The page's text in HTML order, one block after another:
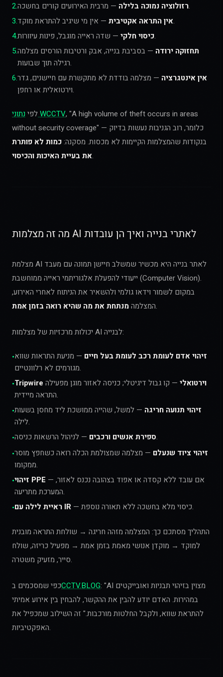
2. רזולוציה נמוכה בלילה— מרבית האירועים קורים בחשכה.
3. אין התראה אקטיבית— אין מי שיגיב להתראת מוקד.
4. כיסוי חלקי— שדה ראייה מוגבל, פינות עיוורות.
5. תחזוקה ירודה — בסביבת בנייה, אבק ורטיבות הורסים מצלמה
רגילה תוך שבועות.
6. אין אינטגרציה — מצלמה בודדת לא מתקשרת עם חיישנים, גדר
וירטואלית או רחפן.
לפינתוני WCCTV, "A high volume of theft occurs in areas
without security coverage" — כלומר, רוב הגניבות נעשות בדיוק
בנקודות שהמצלמות הקיימות לא מכסות. מסקנה:כמות לא פותרת
את בעיית האיכות והכיסוי.
מה זה מצלמות AI לאתרי בנייה ואיך הן עובדות
מצלמת AI לאתר בנייה היא מכשיר שמשלב חיישן תמונה עם מעבד
ייעודי להפעלת אלגוריתמי ראייה ממוחשבת (Computer Vision).
במקום לשמור וידאו גולמי ולהשאיר את הניתוח לאחרי האירוע,
המצלמהמנתחת את מה שהיא רואה בזמן אמת .
יכולות מרכזיות של מצלמות AI לבנייה:
• זיהוי אדם לעומת רכב לעומת בעל חיים — מניעת התראות שווא
מגורמים לא רלוונטיים.
•
Tripwire וירטואלי — קו גבול דיגיטלי; כניסה לאזור מוגן מפעילה
התראה מיידית.
•
זיהוי תנועה חריגה — למשל, שהייה ממושכת ליד מחסן בשעות
לילה.
•
ספירת אנשים ורכבים— לניהול הרשאות כניסה.
•
זיהוי ציוד שנעלם — מצלמה שמצולמת הכלה רואה כשחפץ מוסר
ממקומו.
•
זיהוי PPE — אם עובד ללא קסדה או אפוד בצהובה נכנס לאזור,
המערכת מתריעה.
•
ראיית לילה עם IR — כיסוי מלא בחשכה ללא תאורה נוספת.
התהליך מסתכם כך: המצלמה מזהה חריגה → שולחת התראה מובנית
למוקד → מוקדן אנושי מאמת בזמן אמת → מפעיל כריזה, שולח
סייר, מזעיק משטרה.
כפי שמסכמים בCCTV.BLOG: "AI מצוין בזיהוי תבניות ואובייקטים
במהירות. האדם יודע להבין את ההקשר, להבחין בין אירוע אמיתי
להתראת שווא, ולקבל החלטות מורכבות." זה השילוב שמכפיל את
האפקטיביות.